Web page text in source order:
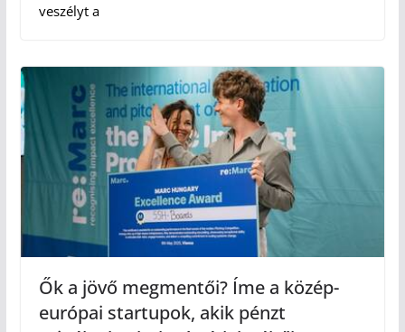
veszélyt a
Ők a jövő megmentői? Íme a közép-
európai startupok, akik pénzt